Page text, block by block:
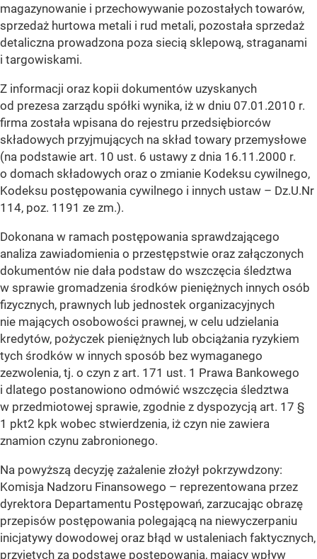
magazynowanie i przechowywanie pozostałych towarów,
sprzedaż hurtowa metali i rud metali, pozostała sprzedaż
detaliczna prowadzona poza siecią sklepową, straganami
i targowiskami.
Z informacji oraz kopii dokumentów uzyskanych
od prezesa zarządu spółki wynika, iż w dniu 07.01.2010 r.
firma została wpisana do rejestru przedsiębiorców
składowych przyjmujących na skład towary przemysłowe
(na podstawie art. 10 ust. 6 ustawy z dnia 16.11.2000 r.
o domach składowych oraz o zmianie Kodeksu cywilnego,
Kodeksu postępowania cywilnego i innych ustaw – Dz.U.Nr
114, poz. 1191 ze zm.).
Dokonana w ramach postępowania sprawdzającego
analiza zawiadomienia o przestępstwie oraz załączonych
dokumentów nie dała podstaw do wszczęcia śledztwa
w sprawie gromadzenia środków pieniężnych innych osób
fizycznych, prawnych lub jednostek organizacyjnych
nie mających osobowości prawnej, w celu udzielania
kredytów, pożyczek pieniężnych lub obciążania ryzykiem
tych środków w innych sposób bez wymaganego
zezwolenia, tj. o czyn z art. 171 ust. 1 Prawa Bankowego
i dlatego postanowiono odmówić wszczęcia śledztwa
w przedmiotowej sprawie, zgodnie z dyspozycją art. 17 §
1 pkt2 kpk wobec stwierdzenia, iż czyn nie zawiera
znamion czynu zabronionego.
Na powyższą decyzję zażalenie złożył pokrzywdzony:
Komisja Nadzoru Finansowego – reprezentowana przez
dyrektora Departamentu Postępowań, zarzucając obrazę
przepisów postępowania polegającą na niewyczerpaniu
inicjatywy dowodowej oraz błąd w ustaleniach faktycznych,
przyjętych za podstawę postępowania, mający wpływ